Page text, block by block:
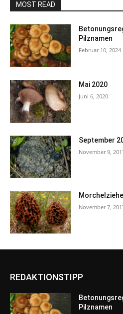
MOST READ
Pilznamen
Februar 10, 2024
Mai 2020
Juni 6, 2020
September
November 9,
November 7,
REDAKTIONSTIPP
Pilznamen